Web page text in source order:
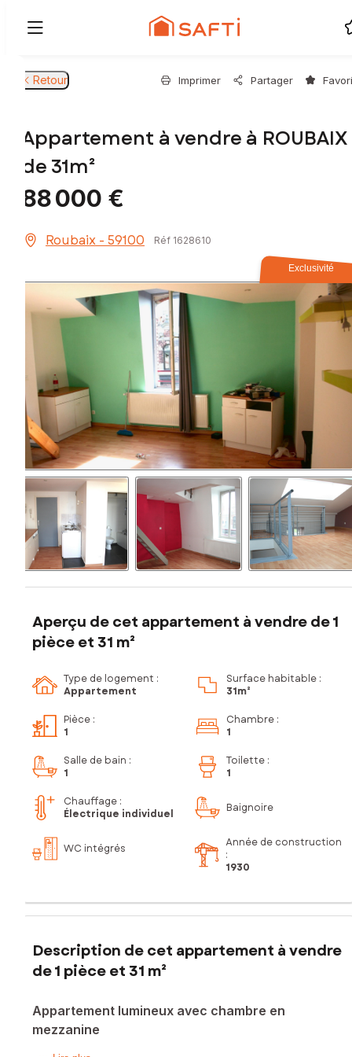
Retour Imprimer Partager
Appartement à vendre à ROUBAIX
de 31m²
88 000 €
Roubaix - 59100 Réf 1628610
Exclusivité
Aperçu de cet appartement à vendre de 1
pièce et 31 m²
Type de logement :
Appartement
Surface habitable :
31m²
Pièce :
1
Chambre :
1
Salle de bain :
1
Toilette :
1
Chauffage :
Électrique individuel
Baignoire
WC intégrés
Année de construction
:
1930
Description de cet appartement à vendre
de 1 pièce et 31 m²
Appartement lumineux avec chambre en
mezzanine